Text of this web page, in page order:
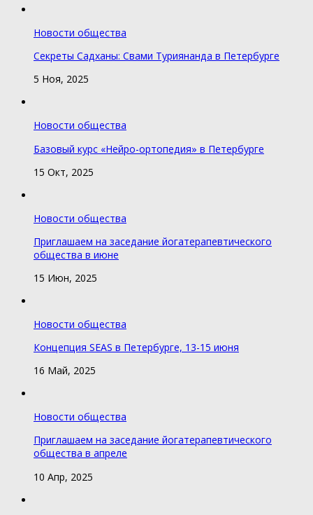
Новости общества
Секреты Садханы: Свами Туриянанда в Петербурге
5 Ноя, 2025
Новости общества
Базовый курс «Нейро-ортопедия» в Петербурге
15 Окт, 2025
Новости общества
Приглашаем на заседание йогатерапевтического
общества в июне
15 Июн, 2025
Новости общества
Концепция SEAS в Петербурге, 13-15 июня
16 Май, 2025
Новости общества
Приглашаем на заседание йогатерапевтического
общества в апреле
10 Апр, 2025